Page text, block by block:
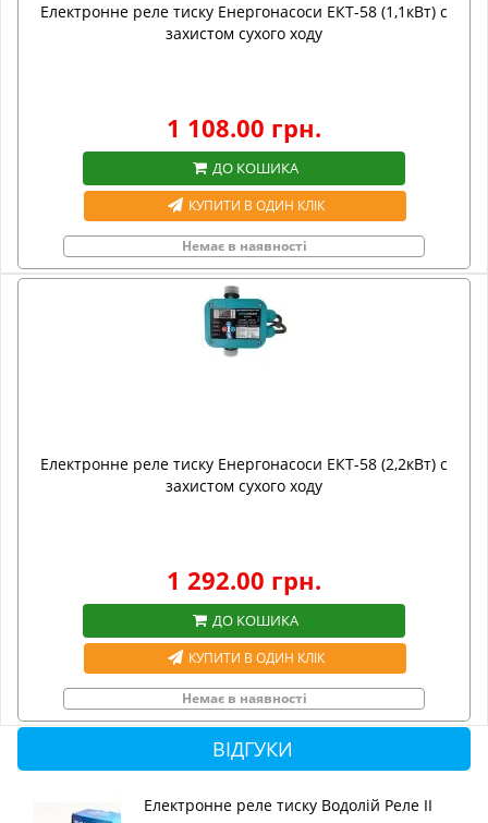
Електронне реле тиску Енергонасоси ЕКТ-58 (1,1кВт) с
захистом сухого ходу
1 108.00 грн.
ДО КОШИКА
КУПИТИ В ОДИН КЛІК
Немає в наявності
Електронне реле тиску Енергонасоси ЕКТ-58 (2,2кВт) с
захистом сухого ходу
1 292.00 грн.
ДО КОШИКА
КУПИТИ В ОДИН КЛІК
Немає в наявності
ВІДГУКИ
Електронне реле тиску Водолій Реле II